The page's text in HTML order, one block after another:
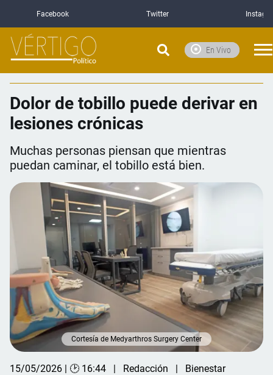
Facebook Twitter
En Vivo
Dolor de tobillo puede derivar en
lesiones crónicas
Muchas personas piensan que mientras
puedan caminar, el tobillo está bien.
Cortesía de Medyarthros Surgery Center
15/05/2026 | 🕑 16:44 Redacción Bienestar